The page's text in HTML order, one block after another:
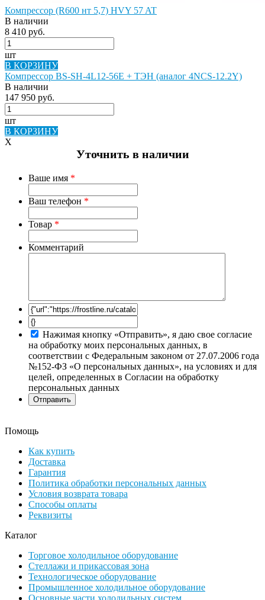
Компрессор (R600 нт 5,7) HVY 57 AT
В наличии
8 410 руб.
шт
В КОРЗИНУ
Компрессор BS-SH-4L12-56E + ТЭН (аналог 4NCS-12.2Y)
В наличии
147 950 руб.
шт
В КОРЗИНУ
X
Уточнить в наличии
Ваше имя *
Ваш телефон *
Товар *
Комментарий
Нажимая кнопку «Отправить», я даю свое согласие
на обработку моих персональных данных, в
соответствии с Федеральным законом от 27.07.2006 года
№152-ФЗ «О персональных данных», на условиях и для
целей, определенных в Согласии на обработку
персональных данных
Помощь
Как купить
Доставка
Гарантия
Политика обработки персональных данных
Условия возврата товара
Способы оплаты
Реквизиты
Каталог
Торговое холодильное оборудование
Стеллажи и прикассовая зона
Технологическое оборудование
Промышленное холодильное оборудование
Основные части холодильных систем